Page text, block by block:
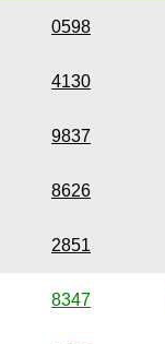
0598
4130
9837
8626
2851
8347